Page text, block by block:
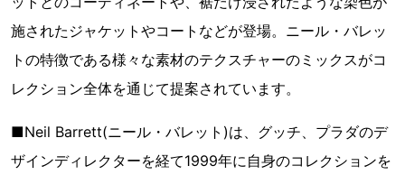
施されたジャケットやコートなどが登場。ニール・バレッ
トの特徴である様々な素材のテクスチャーのミックスがコ
レクション全体を通じて提案されています。
■Neil Barrett(ニール・バレット)は、グッチ、プラダのデ
ザインディレクターを経て1999年に自身のコレクションを